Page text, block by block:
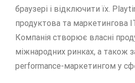
браузері і відключити їх.
продуктова та маркетингова
Компанія створює власні
міжнародних ринках, а також
performance-маркетингом у